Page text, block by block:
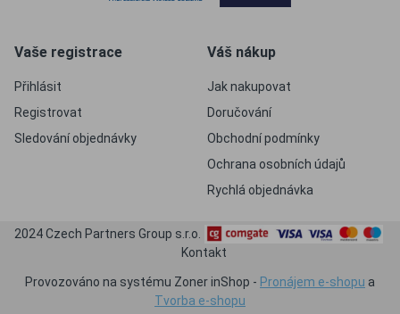
Vaše registrace
Přihlásit
Registrovat
Sledování objednávky
Váš nákup
Jak nakupovat
Doručování
Obchodní podmínky
Ochrana osobních údajů
Rychlá objednávka
2024 Czech Partners Group s.r.o.
Kontakt
Provozováno na systému Zoner inShop - Pronájem e-shopu a
Tvorba e-shopu